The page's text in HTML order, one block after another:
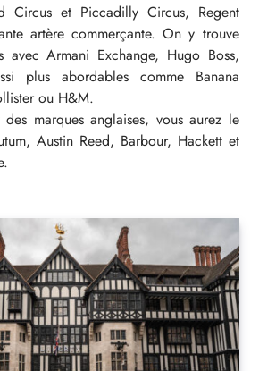
Circus et Piccadilly Circus, Regent
artère commerçante. On y trouve
avec Armani Exchange, Hugo Boss,
plus abordables comme Banana
ou H&M.
marques anglaises, vous aurez le
Austin Reed, Barbour, Hackett et